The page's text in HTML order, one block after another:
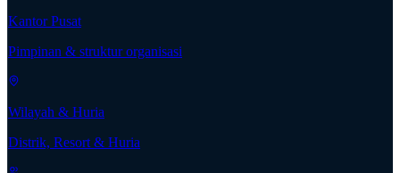
Kantor Pusat
Pimpinan & struktur organisasi
Wilayah & Huria
Distrik, Resort & Huria